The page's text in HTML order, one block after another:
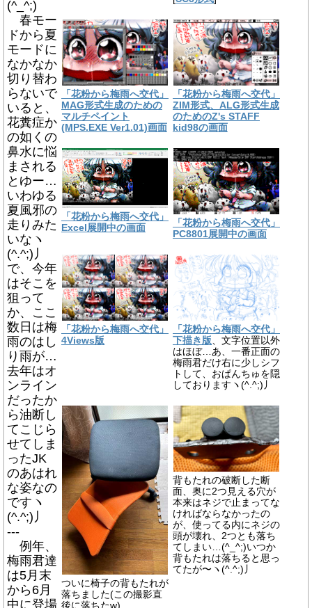
「花粉から梅雨へ交代」
MAG形式生成のための
マルチペイント
(MPS.EXE Ver1.01)画面
「花粉から梅雨へ交代」
ZIM形式、ALG形式生成
のためのZ's STAFF
kid98の画面
「花粉から梅雨へ交代」
Excel展開中の画面
「花粉から梅雨へ交代」
PC8801展開中の画面
「花粉から梅雨へ交代」
4Views版
「花粉から梅雨へ交代」
下描き版、文字位置以外
はほぼ…あ、一番正面の
梅雨君だけ右に少しシフ
トして、おぱんちゅを隠
しておりますヽ(^.^;)丿
ついに椅子の背もたれが
落ちました(この撮影直
後に落ちたw)
背もたれの破断した断
面、奥に2つ見える穴が
本来はネジで止まってな
ければならなかったの
が、使ってる内にネジの
頭が壊れ、2つとも落ち
てしまい…(^_^;)いつか
背もたれは落ちると思っ
てたが〜ヽ(^.^;)丿
(^_^;)
春モー
ドから夏
モードに
なかなか
切り替わ
らないで
いると、
花糞症か
の如くの
鼻水に悩
まされる
とゆー…
いわゆる
夏風邪の
走りみた
いなヽ
(^.^;)丿
で、今年
はそこを
狙って
か、ここ
数日は梅
雨のはし
り雨が…
去年はオ
ンライン
だったか
ら油断し
てこじら
せてしま
ったJK
のあはれ
な姿なの
ですヽ
(^.^;)丿
---
例年、
梅雨君達
は5月末
から6月
中に登場